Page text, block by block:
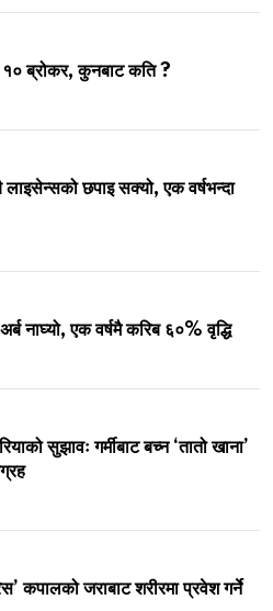
१० ब्रोकर, कुनबाट कति ?
लाइसेन्सको छपाइ सक्यो, एक वर्षभन्दा
नाघ्यो, एक वर्षमै करिब ६०% वृद्धि
सुझावः गर्मीबाट बच्न ‘तातो खाना’
कपालको जराबाट शरीरमा प्रवेश गर्ने